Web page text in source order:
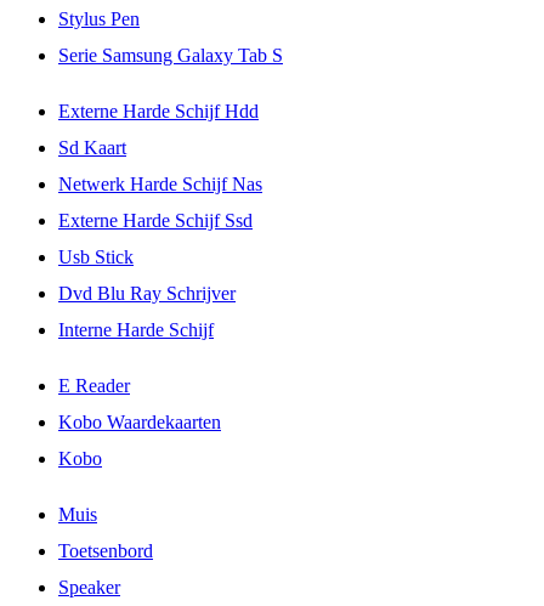
Stylus Pen
Serie Samsung Galaxy Tab S
Externe Harde Schijf Hdd
Sd Kaart
Netwerk Harde Schijf Nas
Externe Harde Schijf Ssd
Usb Stick
Dvd Blu Ray Schrijver
Interne Harde Schijf
E Reader
Kobo Waardekaarten
Kobo
Muis
Toetsenbord
Speaker